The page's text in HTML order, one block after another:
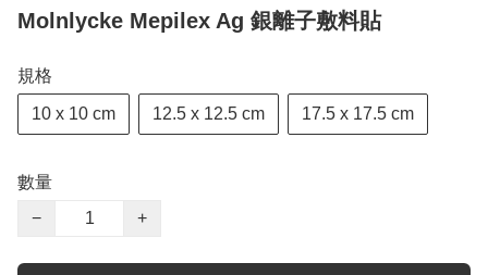
Molnlycke Mepilex Ag 銀離子敷料貼
規格
10 x 10 cm 12.5 x 12.5 cm 17.5 x 17.5 cm
數量
−
+